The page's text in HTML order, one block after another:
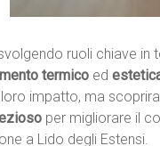
ruoli chiave in
termico ed
impatto, ma
per migliorare il
a Lido degli Estensi.